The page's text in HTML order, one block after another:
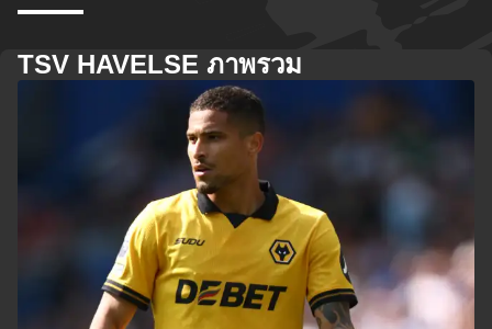
TSV HAVELSE ภาพรวม